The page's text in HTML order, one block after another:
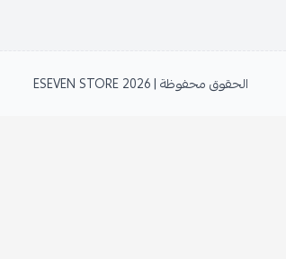
الحقوق محفوظة | 2026 ESEVEN STORE